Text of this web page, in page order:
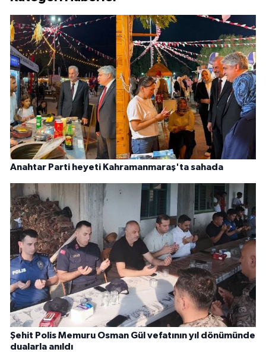
Anahtar Parti heyeti Kahramanmaraş'ta sahada
Şehit Polis Memuru Osman Gül vefatının yıl dönümünde
dualarla anıldı